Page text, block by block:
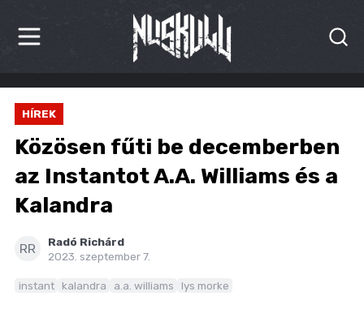
HÍREK
KRITIKÁK
BESZÁMOLÓK
INTERJÚK
PREMIEREK
HÍREK
Közösen fűti be decemberben
az Instantot A.A. Williams és a
Kalandra
RR
Radó Richárd
2023. szeptember 7.
instant kalandra a.a. williams lys morke